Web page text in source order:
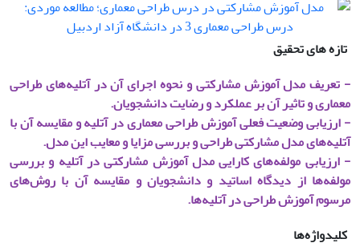
تازه های تحقیق
- تعریف مدل آموزش مشارکتی و نحوه اجرای آن در آتلیه‌های طراحی
معماری و تاثیر آن بر عملکرد و رضایت دانشجویان.
- ارزیابی وضعیت فعلی آموزش طراحی معماری در آتلیه و مقایسه آن با
آتلیه‌های مدل مشارکتی طراحی و بررسی مزایا و معایب این مدل.
- ارزیابی مولفه‌های کارایی مدل آموزش مشارکتی در آتلیه و بررسی
مولفه‌ها از دیدگاه اساتید و دانشجویان و مقایسه آن با روش‌های
مرسوم آموزش طراحی در آتلیه‌ها.
کلیدواژه‌ها